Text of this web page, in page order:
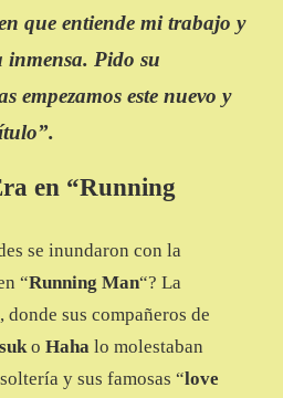
que entiende mi trabajo y
inmensa. Pido su
empezamos este nuevo y
en “Running
se inundaron con la
“Running Man“? La
sus compañeros de
o Haha lo molestaban
y sus famosas “love